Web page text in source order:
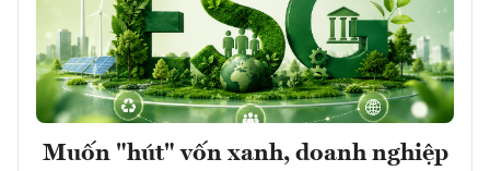
Muốn "hút" vốn xanh, doanh nghiệp